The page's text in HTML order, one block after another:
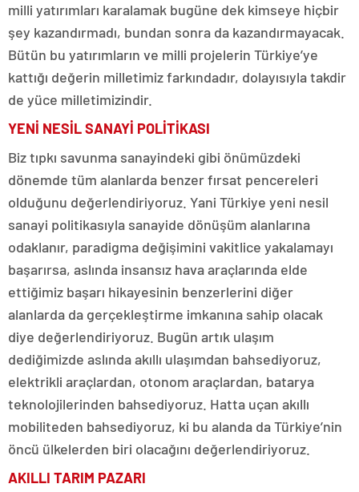
milli yatırımları karalamak bugüne dek kimseye hiçbir
şey kazandırmadı, bundan sonra da kazandırmayacak.
Bütün bu yatırımların ve milli projelerin Türkiye’ye
kattığı değerin milletimiz farkındadır, dolayısıyla takdir
de yüce milletimizindir.
YENİ NESİL SANAYİ POLİTİKASI
Biz tıpkı savunma sanayindeki gibi önümüzdeki
dönemde tüm alanlarda benzer fırsat pencereleri
olduğunu değerlendiriyoruz. Yani Türkiye yeni nesil
sanayi politikasıyla sanayide dönüşüm alanlarına
odaklanır, paradigma değişimini vakitlice yakalamayı
başarırsa, aslında insansız hava araçlarında elde
ettiğimiz başarı hikayesinin benzerlerini diğer
alanlarda da gerçekleştirme imkanına sahip olacak
diye değerlendiriyoruz. Bugün artık ulaşım
dediğimizde aslında akıllı ulaşımdan bahsediyoruz,
elektrikli araçlardan, otonom araçlardan, batarya
teknolojilerinden bahsediyoruz. Hatta uçan akıllı
mobiliteden bahsediyoruz, ki bu alanda da Türkiye’nin
öncü ülkelerden biri olacağını değerlendiriyoruz.
AKILLI TARIM PAZARI